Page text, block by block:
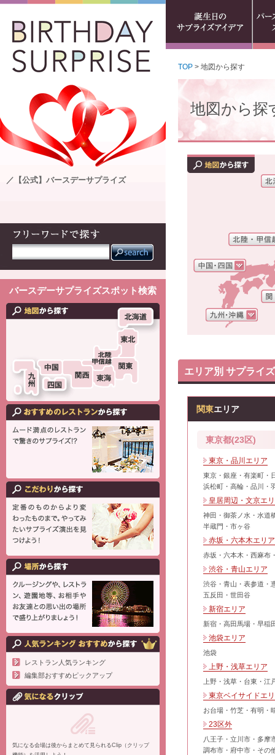
／【公式】バースデーサプライズ
TOP > 地図から探す
地図から探
エリア別 サプライ
関東エリア
東京都(23区)
東京・品川エリア
東京・銀座・有楽町・
浜松町・高輪・品川・
皇居周辺・文京エ
神田・御茶ノ水・水道
半蔵門・市ヶ谷
赤坂・六本木エリア
赤坂・六本木・西麻布
渋谷・青山エリア
渋谷・青山・表参道・
五反田・世田谷
新宿エリア
新宿・高田馬場・早稲
池袋エリア
池袋
上野・浅草エリア
上野・浅草・台東・江
東京ベイサイドエ
お台場・竹芝・有明・
23区外
八王子・立川市・多摩
調布市・府中市・その
バースデーサプライズスポット検索
レストラン人気ランキング
編集部おすすめピックアップ
気になる会場は後からまとめて見られるClip（クリップ